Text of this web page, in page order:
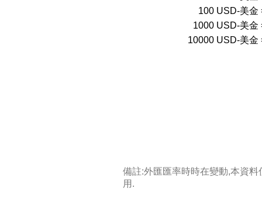
100 USD-美金
1000 USD-美金
10000 USD-美金
備註:外匯匯率時時在變動,本資
用.